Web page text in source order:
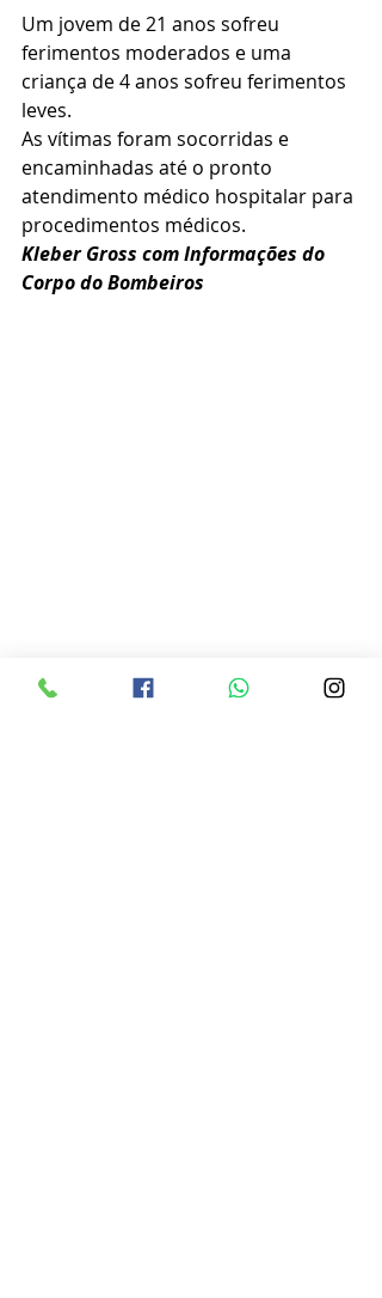
Um jovem de 21 anos sofreu
ferimentos moderados e uma
criança de 4 anos sofreu ferimentos
leves.
As vítimas foram socorridas e
encaminhadas até o pronto
atendimento médico hospitalar para
procedimentos médicos.
Kleber Gross com Informações do
Corpo do Bombeiros